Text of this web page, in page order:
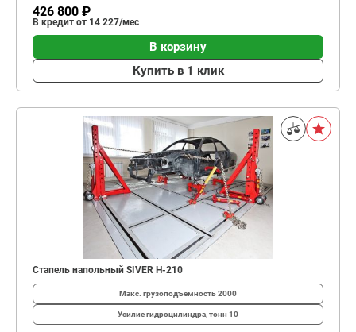
426 800 ₽
В кредит от 14 227/мес
В корзину
Купить в 1 клик
Стапель напольный SIVER H-210
Макс. грузоподъемность2000
Усилие гидроцилиндра, тонн 10